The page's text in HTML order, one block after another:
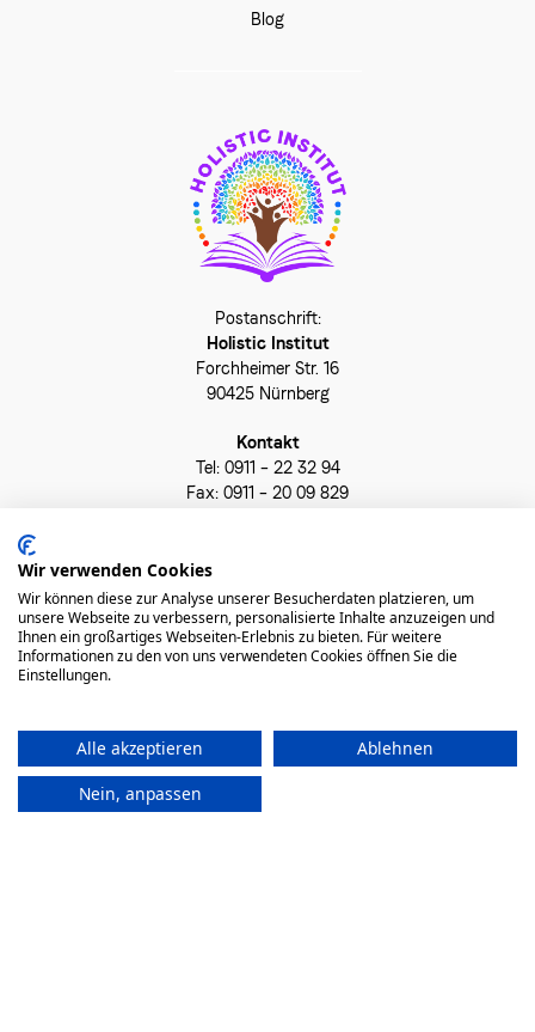
Blog
Postanschrift:
Holistic Institut
Forchheimer Str. 16
90425 Nürnberg
Kontakt
Tel: 0911 – 22 32 94
Fax: 0911 – 20 09 829
AGB
Datenschutz
Impressum
Widerrufsrecht
© Holistic Institut 2023
Wir verwenden Cookies
Wir können diese zur Analyse unserer Besucherdaten platzieren, um
unsere Webseite zu verbessern, personalisierte Inhalte anzuzeigen und
Ihnen ein großartiges Webseiten-Erlebnis zu bieten. Für weitere
Informationen zu den von uns verwendeten Cookies öffnen Sie die
Einstellungen.
Alle akzeptieren
Ablehnen
Nein, anpassen